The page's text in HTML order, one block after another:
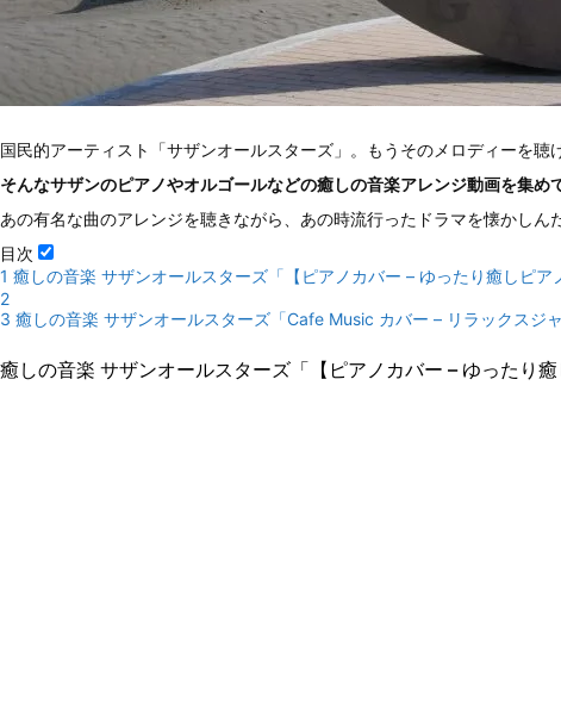
国民的アーティスト「サザンオールスターズ」。もうそのメロディーを
そんなサザンのピアノやオルゴールなどの癒しの音楽アレンジ動画を集め
あの有名な曲のアレンジを聴きながら、あの時流行ったドラマを懐かし
目次
1 癒しの音楽 サザンオールスターズ「【ピアノカバー – ゆったり癒しピア
2
3 癒しの音楽 サザンオールスターズ「Cafe Music カバー – リラックスジ
癒しの音楽 サザンオールスターズ「【ピアノカバー – ゆったり